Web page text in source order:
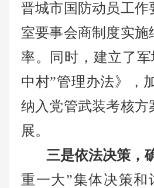
晋城市国防动员工
室要事会商制度实
率。同时，建立了
中村”管理办法》，
纳入党管武装考核
展。
三是依法决策，
重一大”集体决策